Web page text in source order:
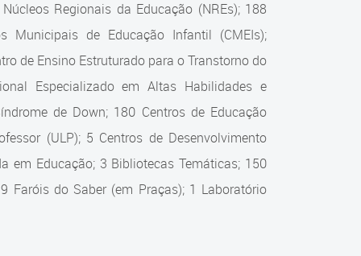
Regionais da Educação (NREs); 188
Municipais de Educação Infantil (CMEIs);
de Ensino Estruturado para o Transtorno do
Especializado em Altas Habilidades e
de Down; 180 Centros de Educação
(ULP); 5 Centros de Desenvolvimento
em Educação; 3 Bibliotecas Temáticas; 150
Faróis do Saber (em Praças); 1 Laboratório